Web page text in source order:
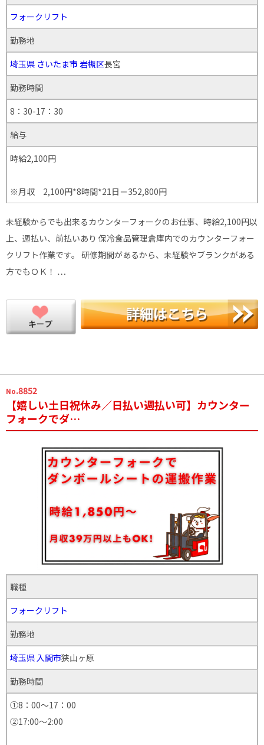
フォークリフト
勤務地
埼玉県 さいたま市 岩槻区長宮
勤務時間
8：30-17：30
給与
時給2,100円
※月収 2,100円*8時間*21日＝352,800円
未経験からでも出来るカウンターフォークのお仕事、時給2,100円以
上、週払い、前払いあり 保冷食品管理倉庫内でのカウンターフォー
クリフト作業です。 研修期間があるから、未経験やブランクがある
方でもＯＫ！ …
No.8852
【嬉しい土日祝休み／日払い週払い可】カウンター
フォークでダ…
職種
フォークリフト
勤務地
埼玉県入間市狭山ヶ原
勤務時間
①8：00～17：00
②17:00～2:00